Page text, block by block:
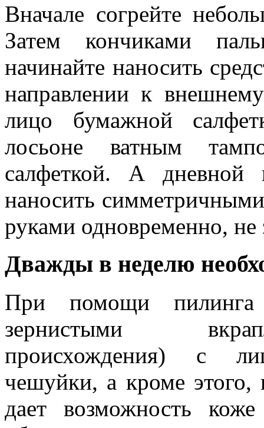
Вначале согрейте
Затем кончиками
начинайте наносить
направлении к
лицо бумажной
лосьоне ватным
салфеткой. А дневной
наносить
руками одновременно, не
Дважды в неделю
При помощи пилинга
зернистыми
происхождения) с
чешуйки, а кроме этого,
дает возможность